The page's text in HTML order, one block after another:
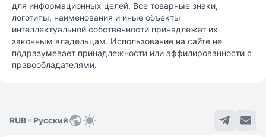
для информационных целей. Все товарные знаки,
логотипы, наименования и иные объекты
интеллектуальной собственности принадлежат их
законным владельцам. Использование на сайте не
подразумевает принадлежности или аффилированности с
правообладателями.
RUB Русский